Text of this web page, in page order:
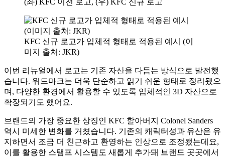
(좌) KFC 이전 로고, (우) KFC 신규 로고
KFC 신규 로고가 입체적 형태로 적용된 예시 (이
미지 출처: JKR)
이번 리뉴얼에서 로고는 기존 자산을 다듬는 방식으로 발전했
습니다. 워드마크는 더욱 단순하고 읽기 쉬운 형태로 정리됐으
며, 다양한 환경에서 활용할 수 있도록 입체적인 3D 자산으로
확장되기도 했어요.
브랜드의 가장 중요한 상징인 KFC 할아버지 Colonel Sanders
역시 미세한 변화를 거쳤습니다. 기존의 캐릭터성과 유산은 유
지하면서 조금 더 친근하고 환영하는 인상으로 조정됐는데요,
이를 활용한 스탬프 시스템도 새롭게 추가돼 브랜드 곳곳에서